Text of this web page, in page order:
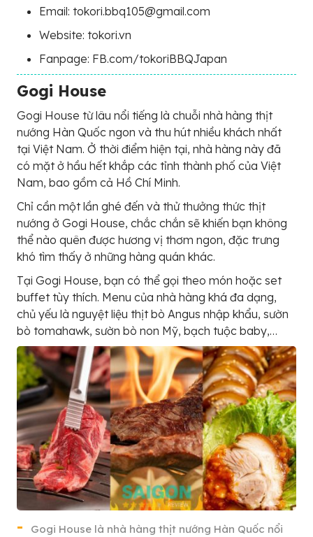
Email: tokori.bbq105@gmail.com
Website: tokori.vn
Fanpage: FB.com/tokoriBBQJapan
Gogi House
Gogi House từ lâu nổi tiếng là chuỗi nhà hàng thịt
nướng Hàn Quốc ngon và thu hút nhiều khách nhất
tại Việt Nam. Ở thời điểm hiện tại, nhà hàng này đã
có mặt ở hầu hết khắp các tỉnh thành phố của Việt
Nam, bao gồm cả Hồ Chí Minh.
Chỉ cần một lần ghé đến và thử thưởng thức thịt
nướng ở Gogi House, chắc chắn sẽ khiến bạn không
thể nào quên được hương vị thơm ngon, đặc trưng
khó tìm thấy ở những hàng quán khác.
Tại Gogi House, bạn có thể gọi theo món hoặc set
buffet tùy thích. Menu của nhà hàng khá đa dạng,
chủ yếu là nguyệt liệu thịt bò Angus nhập khẩu, sườn
bò tomahawk, sườn bò non Mỹ, bạch tuộc baby,…
Gogi House là nhà hàng thịt nướng Hàn Quốc nổi